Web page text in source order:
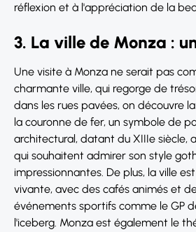
réflexion et à l'appréciation de la
3. La ville de Monza :
Une visite à Monza ne serait pas
charmante ville, qui regorge de
dans les rues pavées, on découvre
la couronne de fer, un symbole de
architectural, datant du XIIIe siècle,
qui souhaitent admirer son style
impressionnantes. De plus, la ville
vivante, avec des cafés animés et
événements sportifs comme le GP
l'iceberg. Monza est également le